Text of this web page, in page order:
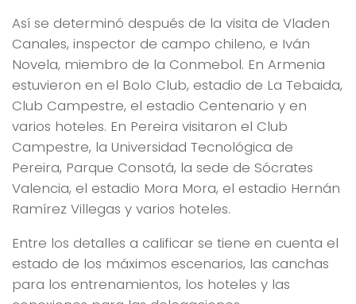
Así se determinó después de la visita de Vladen
Canales, inspector de campo chileno, e Iván
Novela, miembro de la Conmebol. En Armenia
estuvieron en el Bolo Club, estadio de La Tebaida,
Club Campestre, el estadio Centenario y en
varios hoteles. En Pereira visitaron el Club
Campestre, la Universidad Tecnológica de
Pereira, Parque Consotá, la sede de Sócrates
Valencia, el estadio Mora Mora, el estadio Hernán
Ramírez Villegas y varios hoteles.
Entre los detalles a calificar se tiene en cuenta el
estado de los máximos escenarios, las canchas
para los entrenamientos, los hoteles y las